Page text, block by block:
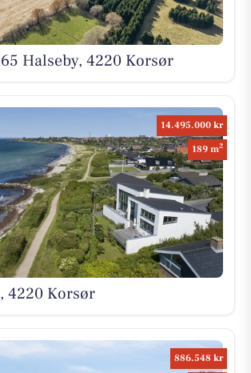
Halseby, 4220 Korsør
14.495.000 kr
189 m2
4220 Korsør
886.548 kr